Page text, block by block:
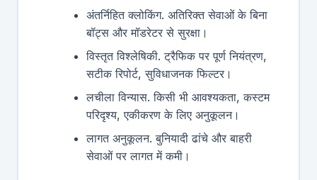
अंतर्निहित क्लोकिंग. अतिरिक्त सेवाओं के बिना
बॉट्स और मॉडरेटर से सुरक्षा।
विस्तृत विश्लेषिकी. ट्रैफिक पर पूर्ण नियंत्रण,
सटीक रिपोर्ट, सुविधाजनक फिल्टर।
लचीला विन्यास. किसी भी आवश्यकता, कस्टम
परिदृश्य, एकीकरण के लिए अनुकूलन।
लागत अनुकूलन. बुनियादी ढांचे और बाहरी
सेवाओं पर लागत में कमी।